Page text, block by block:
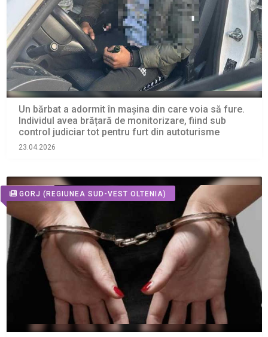
Un bărbat a adormit în mașina din care voia să fure.
Individul avea brățară de monitorizare, fiind sub
control judiciar tot pentru furt din autoturisme
23.04.2026
GORJ (REGIUNEA SUD-VEST OLTENIA)